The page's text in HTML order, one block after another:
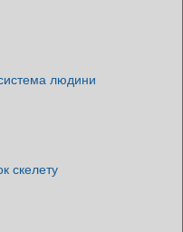
людини
скелету